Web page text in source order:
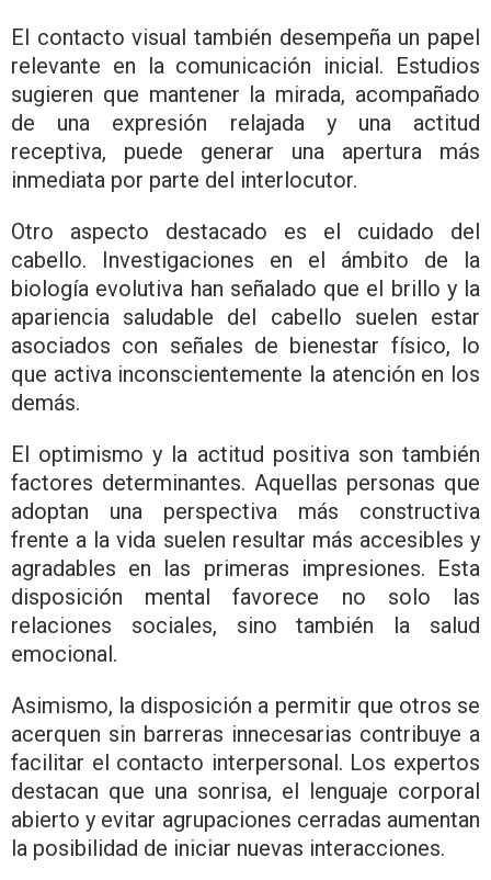
El contacto visual también desempeña un papel
relevante en la comunicación inicial. Estudios
sugieren que mantener la mirada, acompañado
de una expresión relajada y una actitud
receptiva, puede generar una apertura más
inmediata por parte del interlocutor.
Otro aspecto destacado es el cuidado del
cabello. Investigaciones en el ámbito de la
biología evolutiva han señalado que el brillo y la
apariencia saludable del cabello suelen estar
asociados con señales de bienestar físico, lo
que activa inconscientemente la atención en los
demás.
El optimismo y la actitud positiva son también
factores determinantes. Aquellas personas que
adoptan una perspectiva más constructiva
frente a la vida suelen resultar más accesibles y
agradables en las primeras impresiones. Esta
disposición mental favorece no solo las
relaciones sociales, sino también la salud
emocional.
Asimismo, la disposición a permitir que otros se
acerquen sin barreras innecesarias contribuye a
facilitar el contacto interpersonal. Los expertos
destacan que una sonrisa, el lenguaje corporal
abierto y evitar agrupaciones cerradas aumentan
la posibilidad de iniciar nuevas interacciones.